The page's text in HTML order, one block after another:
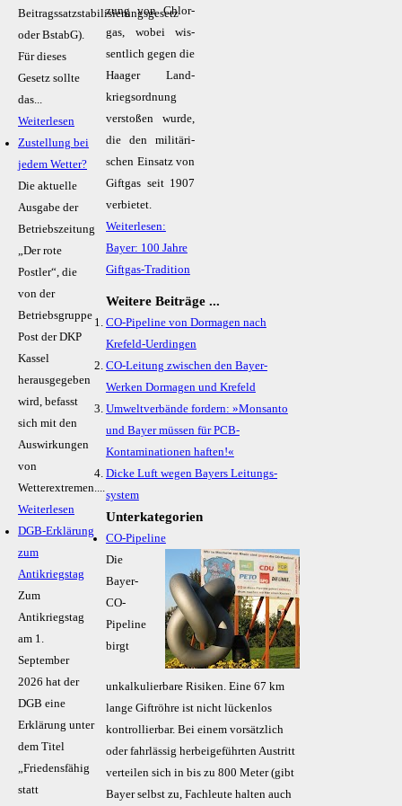
Beitragssatzstabilisierungsgesetz
oder BstabG).
Für dieses
Gesetz sollte
das...
Weiterlesen
Zustellung bei
jedem Wetter?
Die aktuelle
Ausgabe der
Betriebszeitung
„Der rote
Postler“, die
von der
Betriebsgruppe
Post der DKP
Kassel
herausgegeben
wird, befasst
sich mit den
Auswirkungen
von
Wetterextremen....
Weiterlesen
DGB-Erklärung
zum
Antikriegstag
Zum
Antikriegstag
am 1.
September
2026 hat der
DGB eine
Erklärung unter
dem Titel
„Friedensfähig
statt
zung von Chlor­
gas, wo­bei wis­
sent­lich ge­gen die
Haa­ger Land­
kriegs­ord­nung
ver­sto­ßen wur­de,
die den mi­li­tä­ri­
schen Ein­satz von
Gift­gas seit 1907
ver­bie­tet.
Weiterlesen:
Bayer: 100 Jahre
Giftgas-Tradition
Weitere Beiträge ...
CO-Pipeline von Dormagen nach
Krefeld-Uerdingen
CO-Leitung zwischen den Bayer-
Werken Dormagen und Krefeld
Umweltverbände fordern: »Monsanto
und Bayer müssen für PCB-
Kontaminationen haften!«
Dicke Luft wegen Bayers Leitungs­
system
Unterkategorien
CO-Pipeline
Die
Bayer-
CO-
Pipeline
birgt
unkalkulierbare Risiken. Eine 67 km
lange Giftröhre ist nicht lückenlos
kontrollierbar. Bei einem vorsätzlich
oder fahrlässig herbeigeführten Austritt
verteilen sich in bis zu 800 Meter (gibt
Bayer selbst zu, Fachleute halten auch